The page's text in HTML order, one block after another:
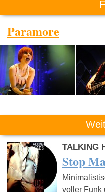
Paramore
TALKING
Stop
voller Funk